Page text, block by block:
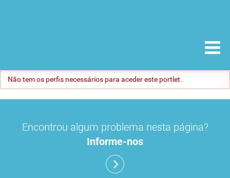
Não tem os perfis necessários para aceder este portlet.
Encontrou algum problema nesta página?
Informe-nos